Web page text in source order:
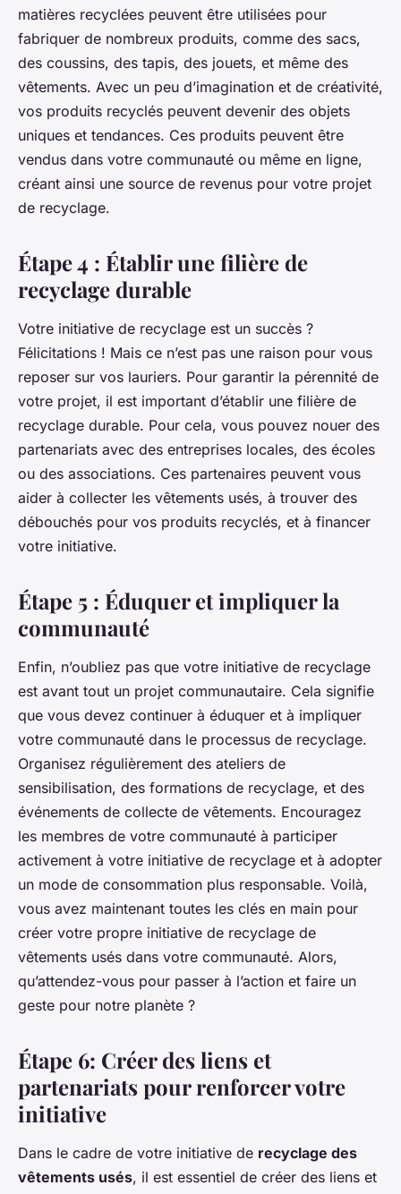
matières recyclées peuvent être utilisées pour
fabriquer de nombreux produits, comme des sacs,
des coussins, des tapis, des jouets, et même des
vêtements. Avec un peu d’imagination et de créativité,
vos produits recyclés peuvent devenir des objets
uniques et tendances. Ces produits peuvent être
vendus dans votre communauté ou même en ligne,
créant ainsi une source de revenus pour votre projet
de recyclage.
Étape 4 : Établir une filière de
recyclage durable
Votre initiative de recyclage est un succès ?
Félicitations ! Mais ce n’est pas une raison pour vous
reposer sur vos lauriers. Pour garantir la pérennité de
votre projet, il est important d’établir une filière de
recyclage durable. Pour cela, vous pouvez nouer des
partenariats avec des entreprises locales, des écoles
ou des associations. Ces partenaires peuvent vous
aider à collecter les vêtements usés, à trouver des
débouchés pour vos produits recyclés, et à financer
votre initiative.
Étape 5 : Éduquer et impliquer la
communauté
Enfin, n’oubliez pas que votre initiative de recyclage
est avant tout un projet communautaire. Cela signifie
que vous devez continuer à éduquer et à impliquer
votre communauté dans le processus de recyclage.
Organisez régulièrement des ateliers de
sensibilisation, des formations de recyclage, et des
événements de collecte de vêtements. Encouragez
les membres de votre communauté à participer
activement à votre initiative de recyclage et à adopter
un mode de consommation plus responsable. Voilà,
vous avez maintenant toutes les clés en main pour
créer votre propre initiative de recyclage de
vêtements usés dans votre communauté. Alors,
qu’attendez-vous pour passer à l’action et faire un
geste pour notre planète ?
Étape 6: Créer des liens et
partenariats pour renforcer votre
initiative
Dans le cadre de votre initiative de recyclage des
vêtements usés, il est essentiel de créer des liens et